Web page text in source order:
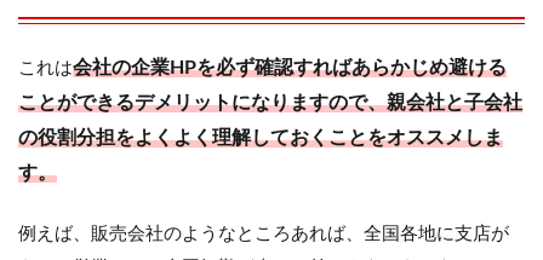
これは会社の企業HPを必ず確認すればあらかじめ避ける
ことができるデメリットになりますので、親会社と子会社
の役割分担をよくよく理解しておくことをオススメしま
す。
例えば、販売会社のようなところあれば、全国各地に支店が